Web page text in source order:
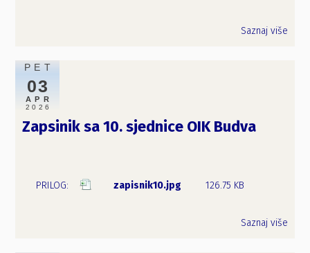
Saznaj više
PET
03
APR
2026
Zapsinik sa 10. sjednice OIK Budva
zapisnik10.jpg 126.75 KB
Saznaj više